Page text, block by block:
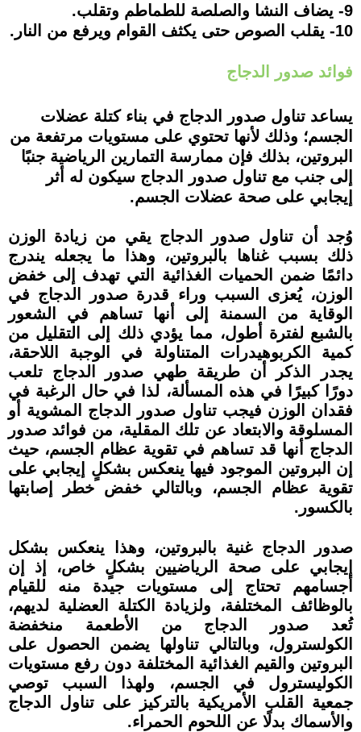
9- يضاف النشا والصلصة للطماطم وتقلب.
10- يقلب الصوص حتى يكثف القوام ويرفع من النار.
فوائد صدور الدجاج
يساعد تناول صدور الدجاج في بناء كتلة عضلات
الجسم؛ وذلك لأنها تحتوي على مستويات مرتفعة من
البروتين، بذلك فإن ممارسة التمارين الرياضية جنبًا
إلى جنب مع تناول صدور الدجاج سيكون له أثر
إيجابي على صحة عضلات الجسم.
وُجد أن تناول صدور الدجاج يقي من زيادة الوزن
ذلك بسبب غناها بالبروتين، وهذا ما يجعله يندرج
دائمًا ضمن الحميات الغذائية التي تهدف إلى خفض
الوزن، يُعزى السبب وراء قدرة صدور الدجاج في
الوقاية من السمنة إلى أنها تساهم في الشعور
بالشبع لفترة أطول، مما يؤدي ذلك إلى التقليل من
كمية الكربوهيدرات المتناولة في الوجبة اللاحقة،
يجدر الذكر أن طريقة طهي صدور الدجاج تلعب
دورًا كبيرًا في هذه المسألة، لذا في حال الرغبة في
فقدان الوزن فيجب تناول صدور الدجاج المشوية أو
المسلوقة والابتعاد عن تلك المقلية، من فوائد صدور
الدجاج أنها قد تساهم في تقوية عظام الجسم، حيث
إن البروتين الموجود فيها ينعكس بشكلٍ إيجابي على
تقوية عظام الجسم، وبالتالي خفض خطر إصابتها
بالكسور.
صدور الدجاج غنية بالبروتين، وهذا ينعكس بشكل
إيجابي على صحة الرياضيين بشكلٍ خاص، إذ إن
أجسامهم تحتاج إلى مستويات جيدة منه للقيام
بالوظائف المختلفة، ولزيادة الكتلة العضلية لديهم،
تُعد صدور الدجاج من الأطعمة منخفضة
الكولسترول، وبالتالي تناولها يضمن الحصول على
البروتين والقيم الغذائية المختلفة دون رفع مستويات
الكوليسترول في الجسم، ولهذا السبب توصي
جمعية القلب الأمريكية بالتركيز على تناول الدجاج
والأسماك بدلًا عن اللحوم الحمراء.